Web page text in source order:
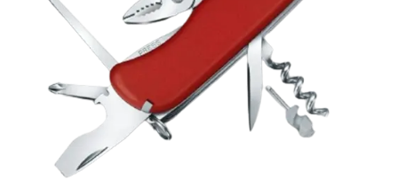
Каталог
Мужские часы
Женские часы